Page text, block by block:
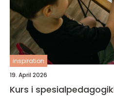
inspiration
19. April 2026
Kurs i spesialpedagogikk tryggere